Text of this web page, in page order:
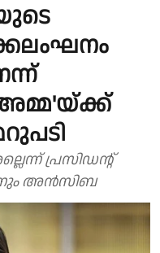
പ്രസിഡൻ്റ്
അന്‍സിബ